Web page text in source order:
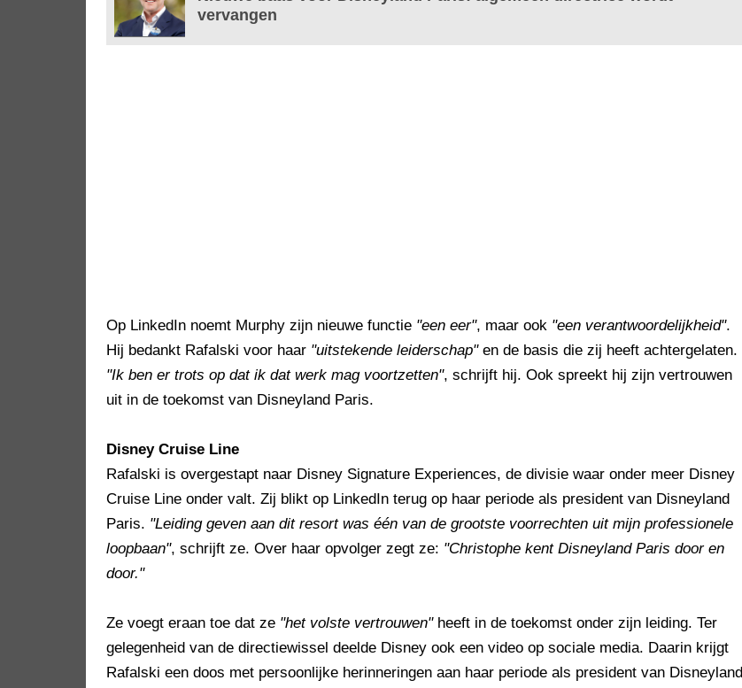
vervangen
Op LinkedIn noemt Murphy zijn nieuwe functie "een eer", maar ook "een verantwoordelijkheid".
Hij bedankt Rafalski voor haar "uitstekende leiderschap"en de basis die zij heeft achtergelaten.
"Ik ben er trots op dat ik dat werk mag voortzetten", schrijft hij. Ook spreekt hij zijn vertrouwen
uit in de toekomst van Disneyland Paris.
Disney Cruise Line
Rafalski is overgestapt naar Disney Signature Experiences, de divisie waar onder meer Disney
Cruise Line onder valt. Zij blikt op LinkedIn terug op haar periode als president van Disneyland
Paris. "Leiding geven aan dit resort was één van de grootste voorrechten uit mijn professionele
loopbaan", schrijft ze. Over haar opvolger zegt ze: "Christophe kent Disneyland Paris door en
door."
Ze voegt eraan toe dat ze "het volste vertrouwen"heeft in de toekomst onder zijn leiding. Ter
gelegenheid van de directiewissel deelde Disney ook een video op sociale media. Daarin krijgt
Rafalski een doos met persoonlijke herinneringen aan haar periode als president van Disneyland